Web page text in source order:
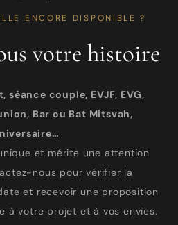
ENCORE DISPONIBLE ?
votre histoire
séance couple, EVJF, EVG,
Bar ou Bat Mitsvah,
et mérite une attention
nous pour vérifier la
et recevoir une proposition
à votre projet et à vos envies.